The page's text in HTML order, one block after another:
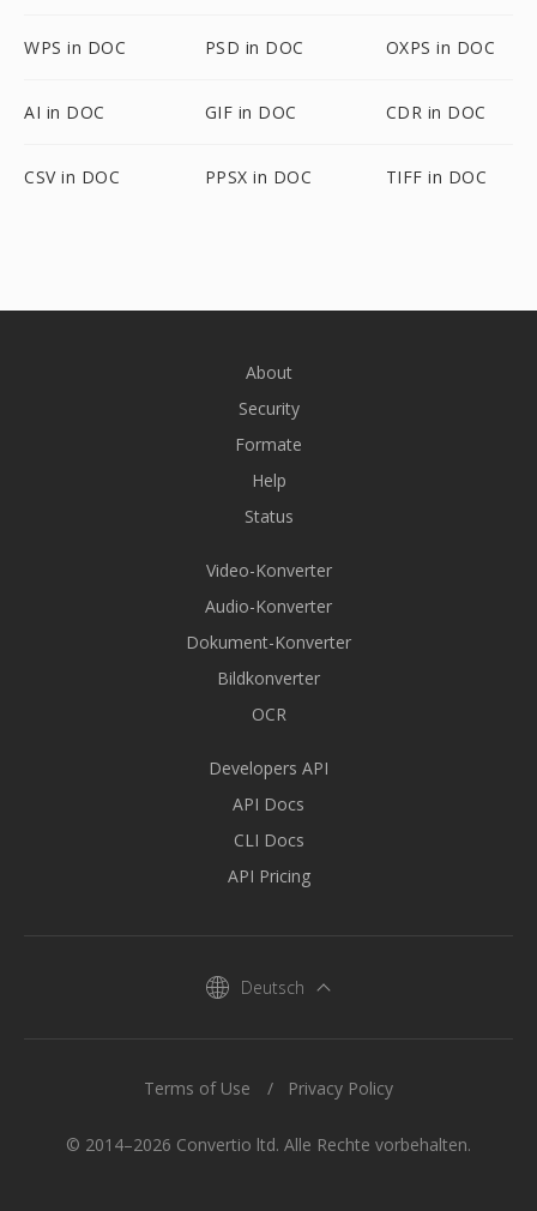
WPS in DOC PSD in DOC OXPS in DOC
AI in DOC GIF in DOC CDR in DOC
CSV in DOC PPSX in DOC TIFF in DOC
About
Security
Formate
Help
Status
Video-Konverter
Audio-Konverter
Dokument-Konverter
Bildkonverter
OCR
Developers API
API Docs
CLI Docs
API Pricing
Deutsch
© 2014–2026 Convertio ltd. Alle Rechte vorbehalten.
Terms of Use Privacy Policy